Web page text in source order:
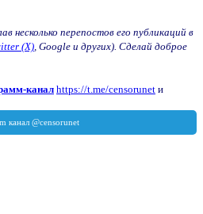
несколько перепостов его публикаций в
(X) , Google и других). Сделай доброе
канал https://t.me/censorunet и